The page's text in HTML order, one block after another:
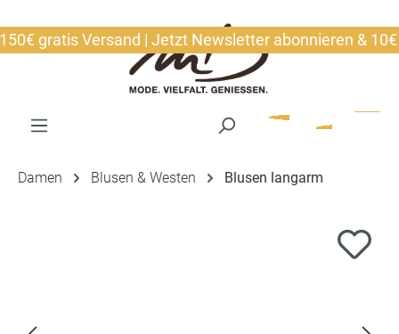
gratis Versand | Jetzt Newsletter abonnieren & 10€
Damen Blusen & Westen Blusen langarm